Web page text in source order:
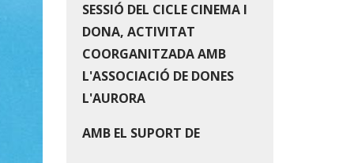
SESSIÓ DEL CICLE CINEMA I
DONA, ACTIVITAT
COORGANITZADA AMB
L'ASSOCIACIÓ DE DONES
L'AURORA
AMB EL SUPORT DE